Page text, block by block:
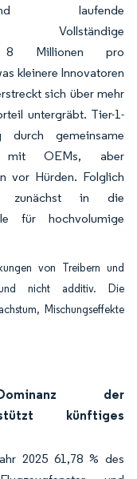
und laufende
Vollständige
8 Millionen pro
kleinere Innovatoren
sich über mehr
untergräbt. Tier-1-
durch gemeinsame
mit OEMs, aber
vor Hürden. Folglich
zunächst in die
für hochvolumige
von Treibern und
und nicht additiv. Die
Mischungseffekte
der
künftiges
2025 61,78 % des